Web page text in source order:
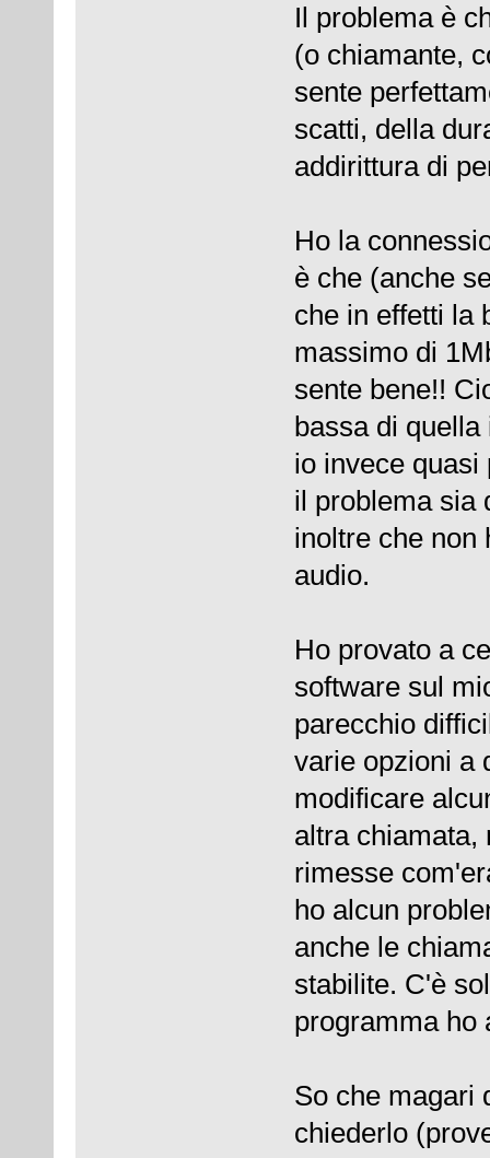
Il problema è
(o chiamante,
sente
scatti, della
addirittura di
Ho la
è che (anche
che in effetti la
massimo di
sente bene!!
bassa di
io invece quasi
il problema sia
inoltre che non
audio.
Ho provato a
software sul
parecchio
varie opzioni a
modificare
altra chiamata,
rimesse
ho alcun
anche le
stabilite. C'è
programma ho
So che magari
chiederlo